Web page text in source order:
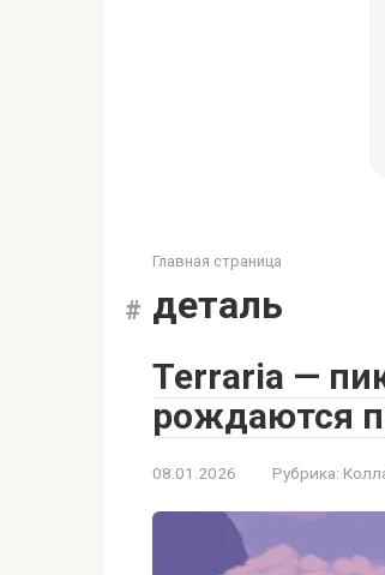
Главная страница
деталь
Terraria —
рождаются
08.01.2026 Рубрика: